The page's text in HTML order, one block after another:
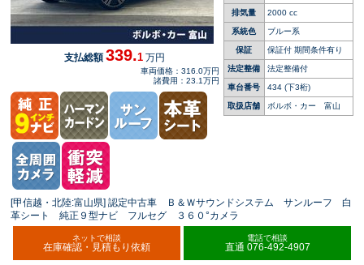
排気量 2000 cc
系統色 ブルー系
保証 保証付 期間条件有り
法定整備 法定整備付
車台番号 434 (下3桁)
取扱店舗 ボルボ・カー 富山
支払総額339.1 万円
車両価格：316.0万円
諸費用：23.1万円
[甲信越・北陸:富山県] 認定中古車 Ｂ＆Ｗサウンドシステム サンルーフ 白
革シート 純正９型ナビ フルセグ ３６０°カメラ
ネットで相談
在庫確認・見積もり依頼
電話で相談
直通 076-492-4907